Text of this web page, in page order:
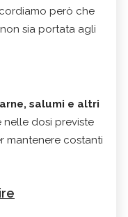
però che
sia portata agli
salumi e altri
nelle dosi previste
mantenere costanti